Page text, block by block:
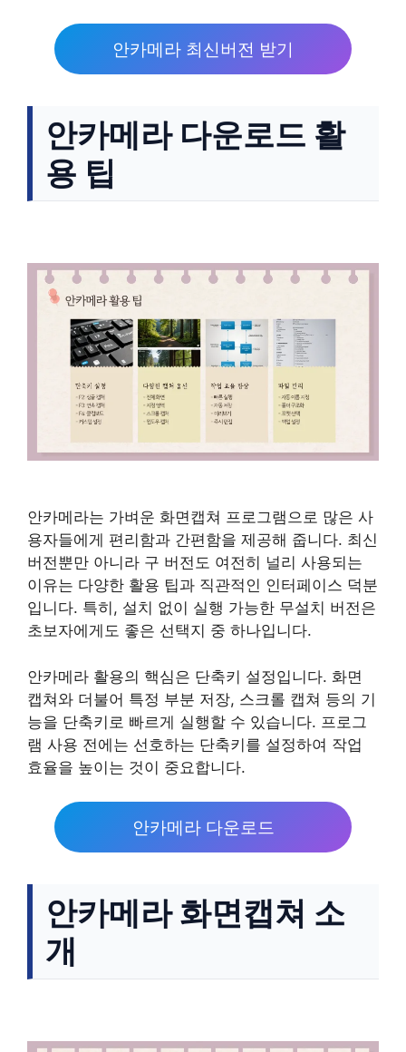
안카메라 최신버전 받기
안카메라 다운로드 활
용 팁
안카메라는 가벼운 화면캡쳐 프로그램으로 많은 사
용자들에게 편리함과 간편함을 제공해 줍니다. 최신
버전뿐만 아니라 구 버전도 여전히 널리 사용되는
이유는 다양한 활용 팁과 직관적인 인터페이스 덕분
입니다. 특히, 설치 없이 실행 가능한 무설치 버전은
초보자에게도 좋은 선택지 중 하나입니다.
안카메라 활용의 핵심은 단축키 설정입니다. 화면
캡쳐와 더불어 특정 부분 저장, 스크롤 캡쳐 등의 기
능을 단축키로 빠르게 실행할 수 있습니다. 프로그
램 사용 전에는 선호하는 단축키를 설정하여 작업
효율을 높이는 것이 중요합니다.
안카메라 다운로드
안카메라 화면캡쳐 소
개